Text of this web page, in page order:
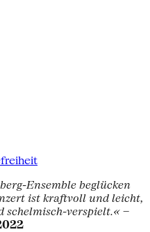
Ensemble beglücken
ist kraftvoll und leicht,
schelmisch-verspielt.« –